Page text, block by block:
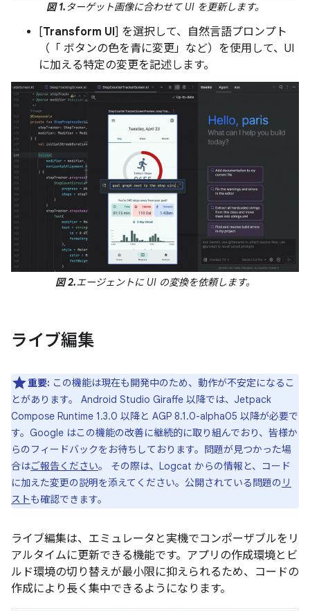
図 1. ターゲット画像に合わせて UI を更新します。
[Transform UI] を選択して、自然言語プロンプト
（「 ボタンの色を青に変更」など）を使用して、UI
に加える特定の変更を記述します。
図 2.エージェントに UI の変換を依頼します。
ライブ編集
重要: この機能は現在も開発中のため、動作が不安定になるこ
とがあります。 Android Studio Giraffe 以降では、Jetpack
Compose Runtime 1.3.0 以降と AGP 8.1.0-alpha05 以降が必要で
す。Google はこの機能の改善に継続的に取り組んでおり、皆様か
らのフィードバックをお待ちしております。問題が見つかった場
合はご報告ください。 その際は、Logcat からの情報と、コード
に加えた変更の説明を添えてください。公開されている問題の リ
ストも確認できます。
ライブ編集は、エミュレータと実機でコンポーザブルをリ
アルタイムに更新できる機能です。アプリの作成環境とビ
ルド環境の切り替えが最小限に抑えられるため、コードの
作成により長く集中できるようになります。